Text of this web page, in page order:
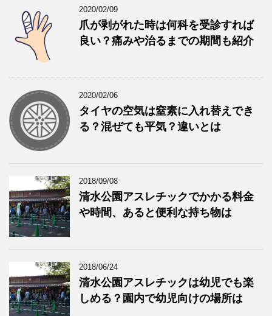
2020/02/09
爪が剥がれた時は何科を受診すれば
良い？痛みや治るまでの期間も紹介
2020/02/06
タイヤの空気は窒素に入れ替えでき
る？混ぜても平気？違いとは
2018/09/08
清水公園アスレチックでかかる料金
や時間、あると便利な持ち物は
2018/06/24
清水公園アスレチックは幼児でも楽
しめる？園内で幼児向けの場所は